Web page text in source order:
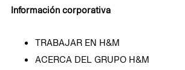
Información corporativa
TRABAJAR EN H&M
ACERCA DEL GRUPO H&M